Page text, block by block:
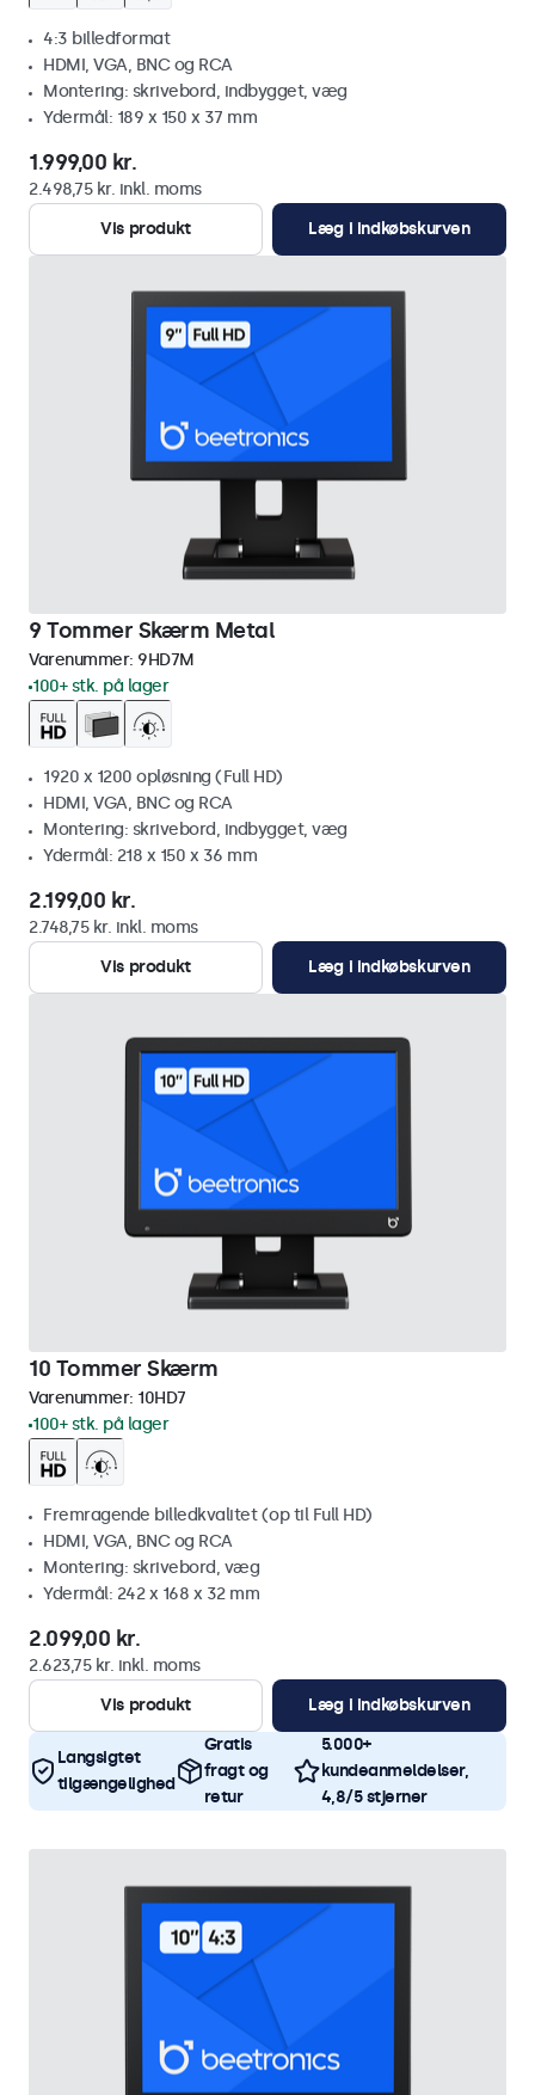
4:3 billedformat
HDMI, VGA, BNC og RCA
Montering: skrivebord, indbygget, væg
Ydermål: 189 x 150 x 37 mm
1.999,00 kr.
2.498,75 kr. inkl. moms
Vis produkt
Læg i indkøbskurven
9 Tommer Skærm Metal
Varenummer: 9HD7M
100+ stk. på lager
1920 x 1200 opløsning (Full HD)
HDMI, VGA, BNC og RCA
Montering: skrivebord, indbygget, væg
Ydermål: 218 x 150 x 36 mm
2.199,00 kr.
2.748,75 kr. inkl. moms
Vis produkt
Læg i indkøbskurven
10 Tommer Skærm
Varenummer: 10HD7
100+ stk. på lager
Fremragende billedkvalitet (op til Full HD)
HDMI, VGA, BNC og RCA
Montering: skrivebord, væg
Ydermål: 242 x 168 x 32 mm
2.099,00 kr.
2.623,75 kr. inkl. moms
Vis produkt
Læg i indkøbskurven
Langsigtet
tilgængelighed
Gratis
fragt og
retur
5.000+
kundeanmeldelser,
4,8/5 stjerner